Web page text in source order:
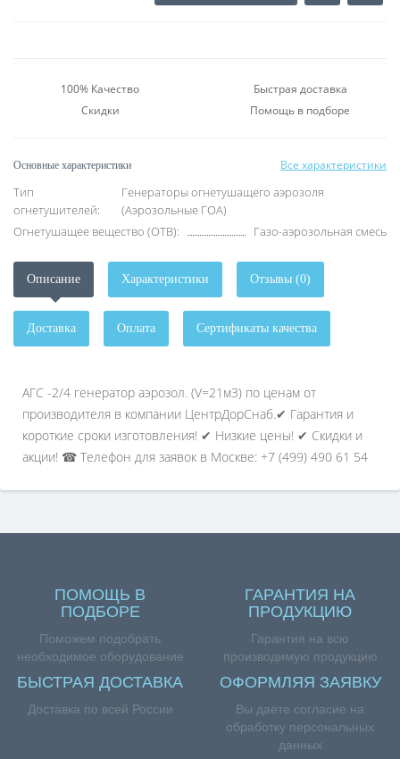
100% Качество
Быстрая доставка
Скидки
Помощь в подборе
Основные характеристики Все характеристики
Тип
огнетушителей:
Генераторы огнетушащего аэрозоля
(Аэрозольные ГОА)
Огнетушащее вещество (ОТВ):
Газо-аэрозольная смесь
Описание Характеристики Отзывы (0)
Доставка Оплата Сертификаты качества
АГС -2/4 генератор аэрозол. (V=21м3) по ценам от
производителя в компании ЦентрДорСнаб.✔ Гарантия и
короткие сроки изготовления! ✔ Низкие цены! ✔ Скидки и
акции! ☎ Телефон для заявок в Москве: +7 (499) 490 61 54
ПОМОЩЬ В
ПОДБОРЕ
Поможем подобрать
необходимое оборудование
ГАРАНТИЯ НА
ПРОДУКЦИЮ
Гарантия на всю
производимую продукцию
БЫСТРАЯ ДОСТАВКА
Доставка по всей России
ОФОРМЛЯЯ ЗАЯВКУ
Вы даете согласие на
обработку персональных
данных